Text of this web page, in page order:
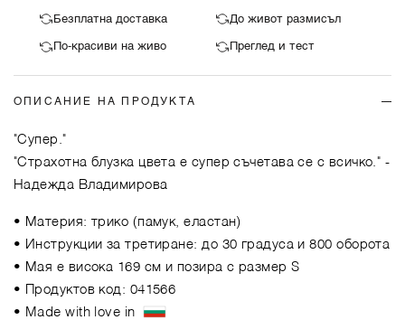
Безплатна доставка До живот размисъл
По-красиви на живо Преглед и тест
ОПИСАНИЕ НА ПРОДУКТА
"Супер."
"Страхотна блузка цвета е супер съчетава се с всичко." -
Надежда Владимирова
• Материя: трико (памук, еластан)
• Инструкции за третиране: до 30 градуса и 800 оборота
• Мая е висока 169 см и позира с размер S
• Продуктов код: 041566
• Made with love in